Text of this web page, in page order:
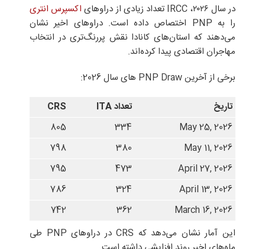
در سال ۲۰۲۶، IRCC تعداد زیادی از دراوهای
اکسپرس انتری
را به PNP اختصاص داده است. دراوهای اخیر نشان
می‌دهند که استان‌های کانادا نقش پررنگ‌تری در انتخاب
مهاجران اقتصادی پیدا کرده‌اند.
برخی از آخرین PNP Draw های سال 2026:
تاریخ
تعداد
CRS
May 25, 2026
334
805
May 11, 2026
380
798
April 27, 2026
473
795
April 13, 2026
324
786
March 16, 2026
362
742
این آمار نشان می‌دهد که CRS در دراوهای PNP طی